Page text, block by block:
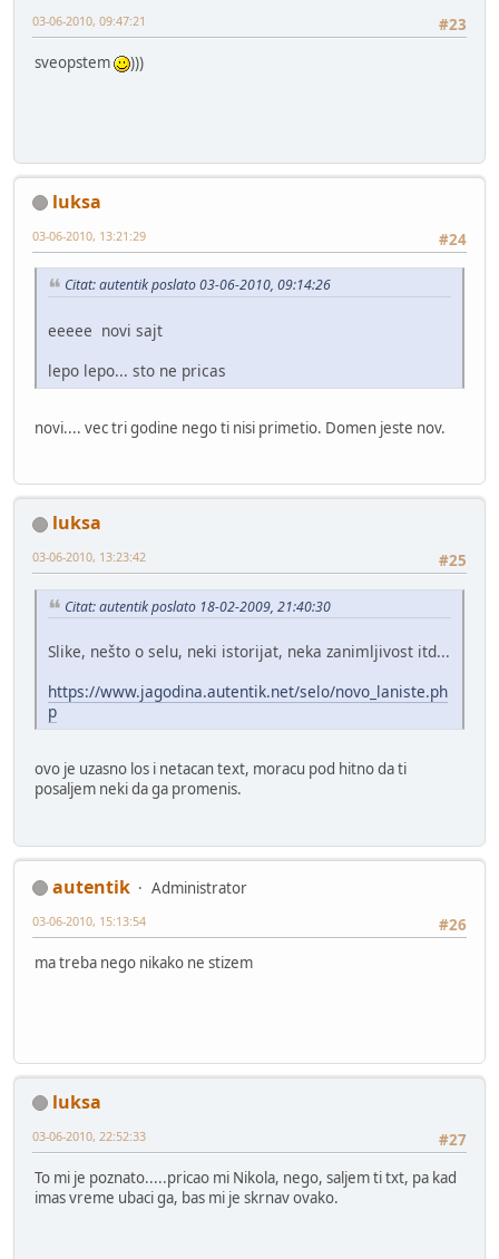
#23
03-06-2010, 09:47:21
sveopstem )))
luksa
#24
03-06-2010, 13:21:29
Citat: autentik poslato 03-06-2010, 09:14:26
eeeee novi sajt
lepo lepo... sto ne pricas
novi.... vec tri godine nego ti nisi primetio. Domen jeste nov.
luksa
#25
03-06-2010, 13:23:42
Citat: autentik poslato 18-02-2009, 21:40:30
Slike, nešto o selu, neki istorijat, neka zanimljivost itd...
https://www.jagodina.autentik.net/selo/novo_laniste.ph
p
ovo je uzasno los i netacan text, moracu pod hitno da ti
posaljem neki da ga promenis.
autentik
Administrator
#26
03-06-2010, 15:13:54
ma treba nego nikako ne stizem
luksa
#27
03-06-2010, 22:52:33
To mi je poznato.....pricao mi Nikola, nego, saljem ti txt, pa kad
imas vreme ubaci ga, bas mi je skrnav ovako.